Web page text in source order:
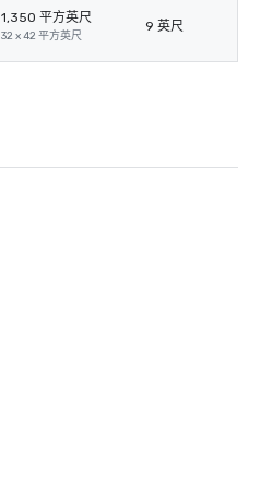
1,350 平方英尺
32 x 42 平方英尺
9 英尺